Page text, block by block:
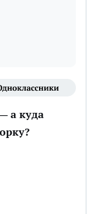
а куда